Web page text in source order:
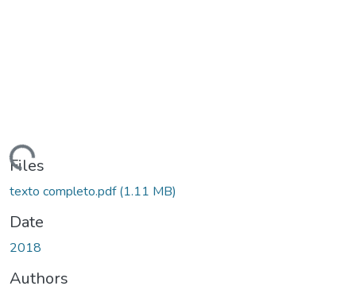
Files
texto completo.pdf(1.11 MB)
Date
2018
Authors